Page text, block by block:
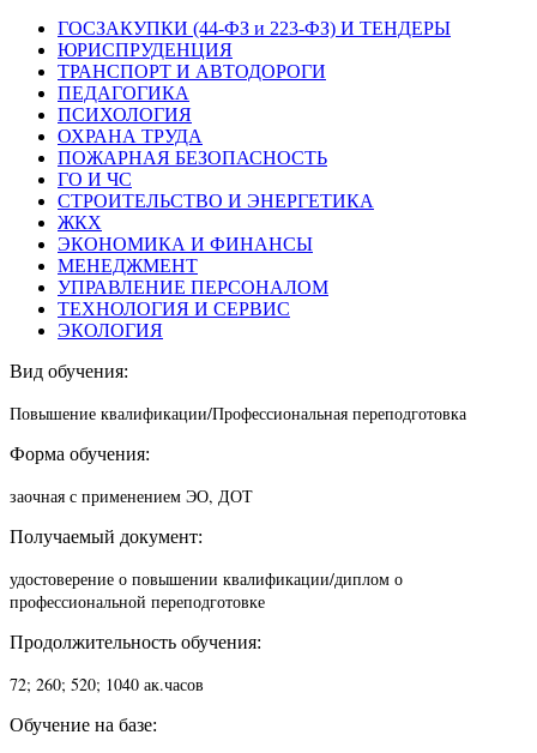
ГОСЗАКУПКИ (44-ФЗ и 223-ФЗ) И ТЕНДЕРЫ
ЮРИСПРУДЕНЦИЯ
ТРАНСПОРТ И АВТОДОРОГИ
ПЕДАГОГИКА
ПСИХОЛОГИЯ
ОХРАНА ТРУДА
ПОЖАРНАЯ БЕЗОПАСНОСТЬ
ГО И ЧС
СТРОИТЕЛЬСТВО И ЭНЕРГЕТИКА
ЖКХ
ЭКОНОМИКА И ФИНАНСЫ
МЕНЕДЖМЕНТ
УПРАВЛЕНИЕ ПЕРСОНАЛОМ
ТЕХНОЛОГИЯ И СЕРВИС
ЭКОЛОГИЯ
Вид обучения:
Повышение квалификации/Профессиональная переподготовка
Форма обучения:
заочная с применением ЭО, ДОТ
Получаемый документ:
удостоверение о повышении квалификации/диплом о
профессиональной переподготовке
Продолжительность обучения:
72; 260; 520; 1040 ак.часов
Обучение на базе: